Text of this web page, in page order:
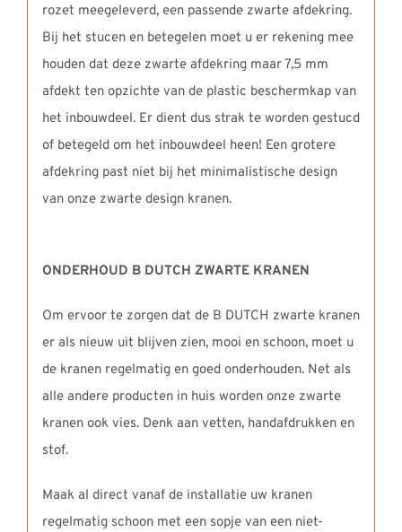
rozet meegeleverd, een passende zwarte afdekring.
Bij het stucen en betegelen moet u er rekening mee
houden dat deze zwarte afdekring maar 7,5 mm
afdekt ten opzichte van de plastic beschermkap van
het inbouwdeel. Er dient dus strak te worden gestucd
of betegeld om het inbouwdeel heen! Een grotere
afdekring past niet bij het minimalistische design
van onze zwarte design kranen.
ONDERHOUD B DUTCH ZWARTE KRANEN
Om ervoor te zorgen dat de B DUTCH zwarte kranen
er als nieuw uit blijven zien, mooi en schoon, moet u
de kranen regelmatig en goed onderhouden. Net als
alle andere producten in huis worden onze zwarte
kranen ook vies. Denk aan vetten, handafdrukken en
stof.
Maak al direct vanaf de installatie uw kranen
regelmatig schoon met een sopje van een niet-